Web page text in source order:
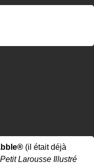
(il était déjà
Petit Larousse Illustré